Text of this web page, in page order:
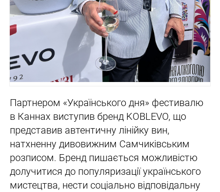
Партнером «Українського дня» фестивалю
в Каннах виступив бренд KOBLEVO, що
представив автентичну лінійку вин,
натхненну дивовижним Самчиківським
розписом. Бренд пишається можливістю
долучитися до популяризації українського
мистецтва, нести соціально відповідальну